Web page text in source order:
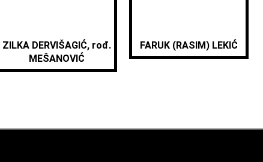
ZILKA DERVIŠAGIĆ, rođ.
MEŠANOVIĆ
FARUK (RASIM) LEKIĆ